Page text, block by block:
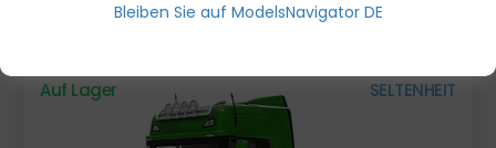
59,90 €
Auf Lager SELTENHEIT
Bleiben Sie auf ModelsNavigator DE